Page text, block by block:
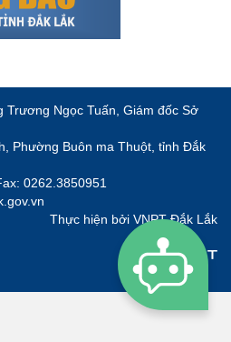
Trương Ngọc Tuấn, Giám đốc Sở
Phường Buôn ma Thuột, tỉnh Đắk
0262.3850951
Thực hiện bởi VNPT Đắk Lắk